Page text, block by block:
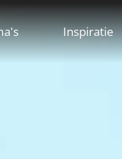
Inspiratie